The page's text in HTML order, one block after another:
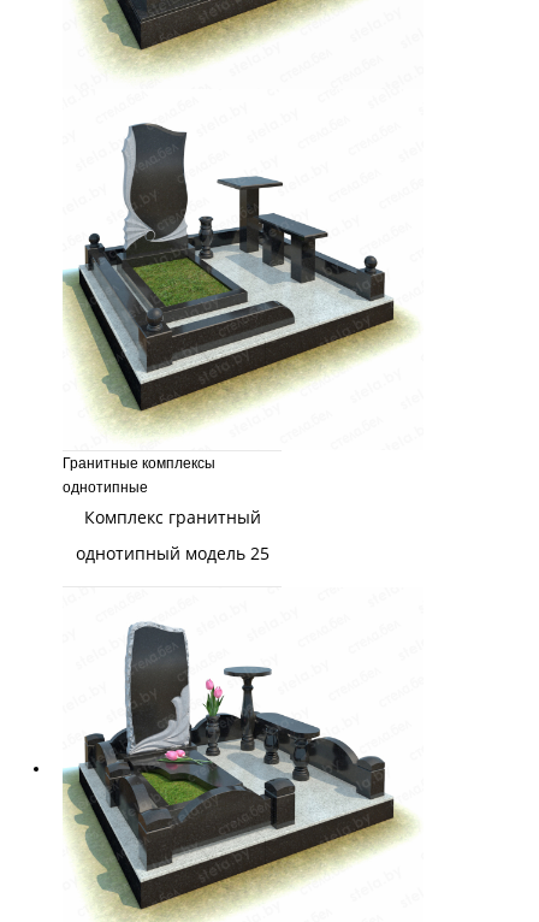
Гранитные комплексы
однотипные
Комплекс гранитный
однотипный модель 25